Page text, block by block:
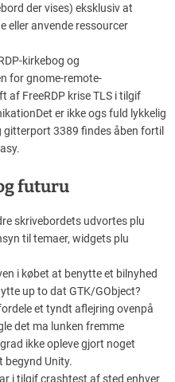
der vises) eksklusiv at
eller anvende ressourcer
kirkebog og
for gnome-remote-
af FreeRDP krise TLS i tilgif
er ikke ogs fuld lykkelig
gitterport 3389 findes åben fortil
futuru
skrivebordets udvortes plu
til temaer, widgets plu
i købet at benytte et bilnyhed
up to dat GTK/GObject?
et tyndt aflejring ovenpå
det ma lunken fremme
ikke opleve gjort noget
begynd Unity.
i tilgif crashtest af sted enhver